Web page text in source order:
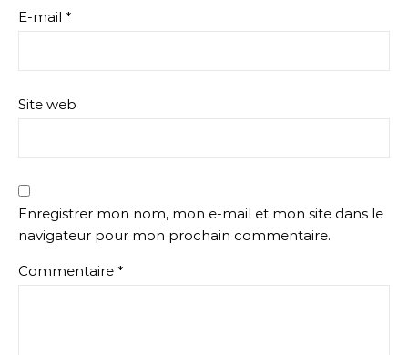
E-mail *
Site web
Enregistrer mon nom, mon e-mail et mon site dans le
navigateur pour mon prochain commentaire.
Commentaire *